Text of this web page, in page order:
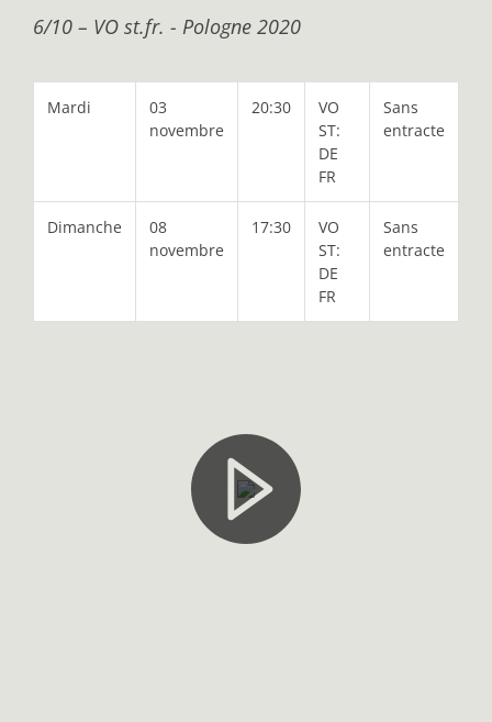
6/10 – VO st.fr. - Pologne 2020
Mardi
03
novembre
20:30
VO
ST:
DE
FR
Sans
entracte
Dimanche
08
novembre
17:30
VO
ST:
DE
FR
Sans
entracte